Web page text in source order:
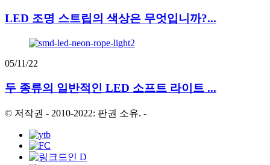
LED 조명 스트립의 색상은 무엇입니까?...
05/11/22
두 종류의 일반적인 LED 소프트 라이트 ...
© 저작권 - 2010-2022: 판권 소유. -